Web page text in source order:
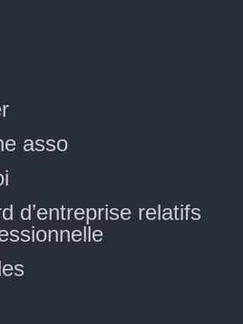
asso
d’entreprise relatifs